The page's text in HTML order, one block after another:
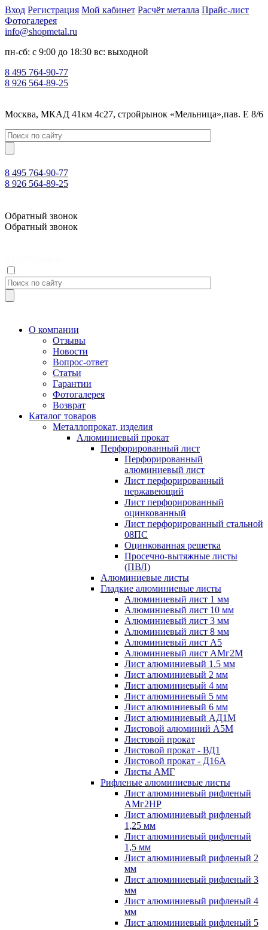
Вход Регистрация Мой кабинет Расчёт металла Прайс-лист
Фотогалерея
info@shopmetal.ru
пн-сб: с 9:00 до 18:30 вс: выходной
8 495 764-90-77
8 926 564-89-25
Москва, МКАД 41км 4с27, стройрынок «Мельница»,пав. Е 8/6
8 495 764-90-77
8 926 564-89-25
Обратный звонок
Обратный звонок
О компании
Отзывы
Новости
Вопрос-ответ
Статьи
Гарантии
Фотогалерея
Возврат
Каталог товаров
Металлопрокат, изделия
Алюминиевый прокат
Перфорированный лист
Перфорированный
алюминиевый лист
Лист перфорированный
нержавеющий
Лист перфорированный
оцинкованный
Лист перфорированный стальной
08ПС
Оцинкованная решетка
Просечно-вытяжные листы
(ПВЛ)
Алюминиевые листы
Гладкие алюминиевые листы
Алюминиевый лист 1 мм
Алюминиевый лист 10 мм
Алюминиевый лист 3 мм
Алюминиевый лист 8 мм
Алюминиевый лист А5
Алюминиевый лист АМг2М
Лист алюминиевый 1.5 мм
Лист алюминиевый 2 мм
Лист алюминиевый 4 мм
Лист алюминиевый 5 мм
Лист алюминиевый 6 мм
Лист алюминиевый АД1М
Листовой алюминий А5М
Листовой прокат
Листовой прокат - ВД1
Листовой прокат - Д16А
Листы АМГ
Рифленые алюминиевые листы
Лист алюминиевый рифленый
АМг2НР
Лист алюминиевый рифленый
1,25 мм
Лист алюминиевый рифленый
1,5 мм
Лист алюминиевый рифленый 2
мм
Лист алюминиевый рифленый 3
мм
Лист алюминиевый рифленый 4
мм
Лист алюминиевый рифленый 5